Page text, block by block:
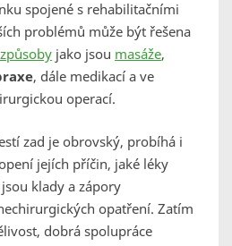
spojené s rehabilitačními
problémů může být řešena
jako jsou masáže,
, dále medikací a ve
operací.
zad je obrovský, probíhá i
jejích příčin, jaké léky
klady a zápory
opatření. Zatím
dobrá spolupráce